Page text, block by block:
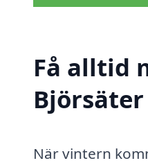
Få alltid
Björsäter
När vintern